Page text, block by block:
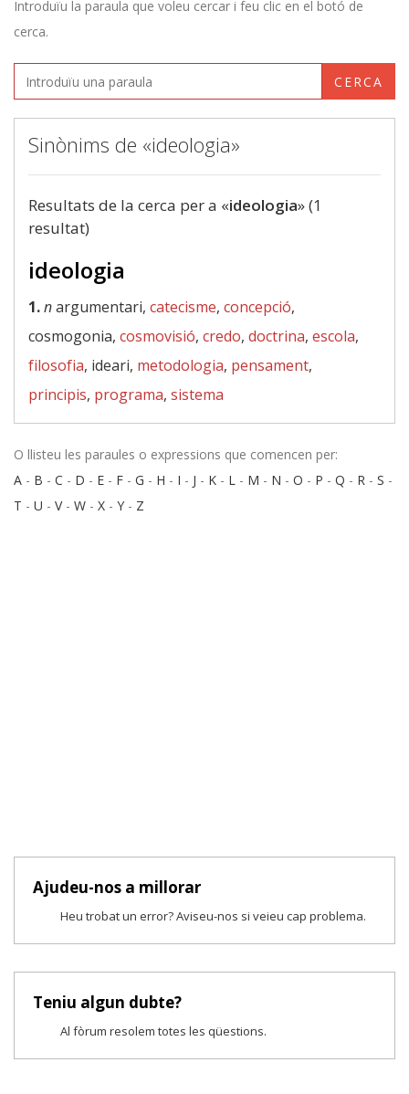
Introduïu la paraula que voleu cercar i feu clic en el botó de
cerca.
CERCA
Sinònims de «ideologia»
Resultats de la cerca per a «ideologia» (1
resultat)
ideologia
1.nargumentari, catecisme, concepció,
cosmogonia, cosmovisió, credo, doctrina, escola,
filosofia, ideari, metodologia, pensament,
principis, programa, sistema
O llisteu les paraules o expressions que comencen per:
A - B - C - D - E - F - G - H - I - J - K - L - M - N - O - P - Q - R - S -
T - U - V- W - X - Y - Z
Ajudeu-nos a millorar
Heu trobat un error? Aviseu-nos si veieu cap problema.
Teniu algun dubte?
Al fòrum resolem totes les qüestions.